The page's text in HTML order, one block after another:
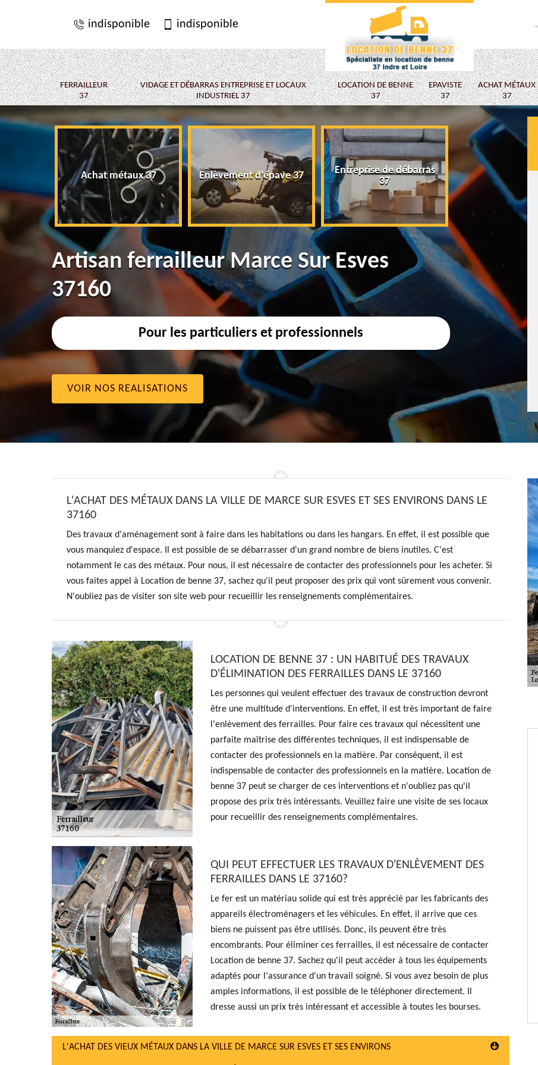
indisponible indisponible
FERRAILLEUR
37
VIDAGE ET DÉBARRAS ENTREPRISE ET LOCAUX
INDUSTRIEL 37
LOCATION DE BENNE
37
EPAVISTE
37
ACHAT MÉTAUX
37
Achat métaux 37 Enlèvement d'épave 37
Entreprise de débarras
37
Epaviste 37
Artisan ferrailleur Marce Sur Esves
37160
Pour les particuliers et professionnels
VOIR NOS REALISATIONS
L'ACHAT DES MÉTAUX DANS LA VILLE DE MARCE SUR ESVES ET SES ENVIRONS DANS LE
37160
Des travaux d'aménagement sont à faire dans les habitations ou dans les hangars. En effet, il est possible que
vous manquiez d'espace. Il est possible de se débarrasser d'un grand nombre de biens inutiles. C'est
notamment le cas des métaux. Pour nous, il est nécessaire de contacter des professionnels pour les acheter. Si
vous faites appel à Location de benne 37, sachez qu'il peut proposer des prix qui vont sûrement vous convenir.
N'oubliez pas de visiter son site web pour recueillir les renseignements complémentaires.
LOCATION DE BENNE 37 : UN HABITUÉ DES TRAVAUX
D'ÉLIMINATION DES FERRAILLES DANS LE 37160
Les personnes qui veulent effectuer des travaux de construction devront
être une multitude d'interventions. En effet, il est très important de faire
l'enlèvement des ferrailles. Pour faire ces travaux qui nécessitent une
parfaite maîtrise des différentes techniques, il est indispensable de
contacter des professionnels en la matière. Par conséquent, il est
indispensable de contacter des professionnels en la matière. Location de
benne 37 peut se charger de ces interventions et n'oubliez pas qu'il
propose des prix très intéressants. Veuillez faire une visite de ses locaux
pour recueillir des renseignements complémentaires.
QUI PEUT EFFECTUER LES TRAVAUX D'ENLÈVEMENT DES
FERRAILLES DANS LE 37160?
Le fer est un matériau solide qui est très apprécié par les fabricants des
appareils électroménagers et les véhicules. En effet, il arrive que ces
biens ne puissent pas être utilisés. Donc, ils peuvent être très
encombrants. Pour éliminer ces ferrailles, il est nécessaire de contacter
Location de benne 37. Sachez qu'il peut accéder à tous les équipements
adaptés pour l'assurance d'un travail soigné. Si vous avez besoin de plus
amples informations, il est possible de le téléphoner directement. Il
dresse aussi un prix très intéressant et accessible à toutes les bourses.
L'ACHAT DES VIEUX MÉTAUX DANS LA VILLE DE MARCE SUR ESVES ET SES ENVIRONS